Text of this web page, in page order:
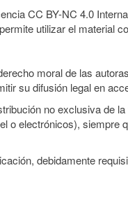
CC BY-NC 4.0
utilizar el material
moral de las
su difusión legal en
no exclusiva de
o electrónicos), siempre
debidamente